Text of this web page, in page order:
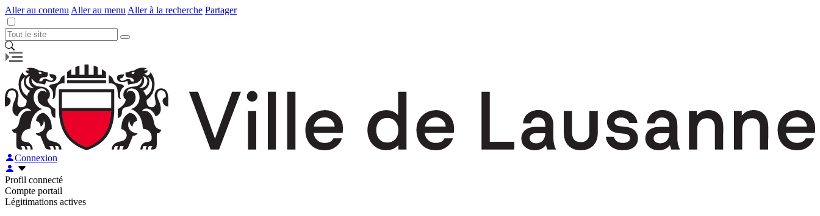
Aller au contenu Aller au menu Aller à la recherche Partager
Connexion
Profil connecté
Compte portail
Légitimations actives